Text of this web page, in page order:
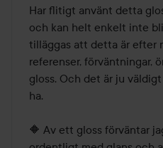
av
5
Har flitigt använt detta
och kan helt enkelt inte
tilläggas att detta är efter
referenser, förväntningar,
gloss. Och det är ju
ha.
🔶 Av ett gloss förväntar